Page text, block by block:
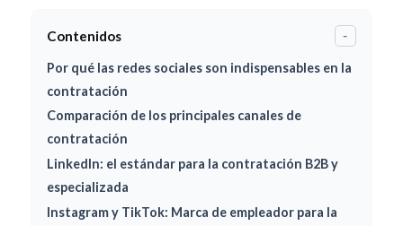
Contenidos -
Por qué las redes sociales son indispensables en la
contratación
Comparación de los principales canales de
contratación
LinkedIn: el estándar para la contratación B2B y
especializada
Instagram y TikTok: Marca de empleador para la